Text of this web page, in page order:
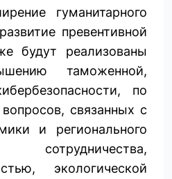
гуманитарного
превентивной
будут реализованы
таможенной,
по
связанных с
и регионального
сотрудничества,
экологической